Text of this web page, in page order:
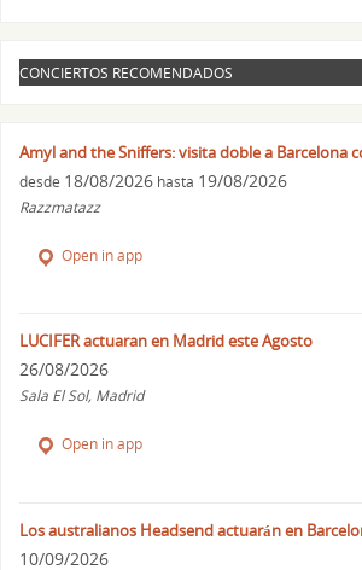
CONCIERTOS RECOMENDADOS
Amyl and the Sniffers: visita doble a Barcelona
desde 18/08/2026 hasta 19/08/2026
Razzmatazz
Open in app
LUCIFER actuaran en Madrid este Agosto
26/08/2026
Sala El Sol, Madrid
Open in app
Los australianos Headsend actuarán en
10/09/2026